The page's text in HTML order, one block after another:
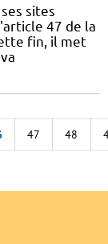
sites
47 de la
fin, il met
47 48